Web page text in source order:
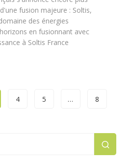
fusion majeure : Soltis,
des énergies
en fusionnant avec
à Soltis France
4 5 … 8